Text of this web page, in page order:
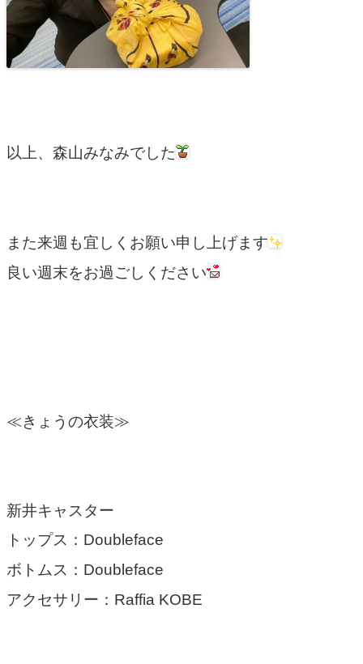
以上、森山みなみでした
また来週も宜しくお願い申し上げます
良い週末をお過ごしください
≪きょうの衣装≫
新井キャスター
トップス：Doubleface
ボトムス：Doubleface
アクセサリー：Raffia KOBE